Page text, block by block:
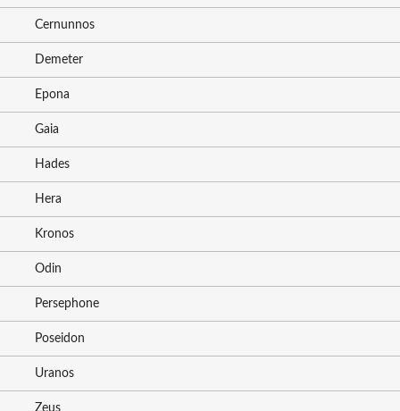
Cernunnos
Demeter
Epona
Gaia
Hades
Hera
Kronos
Odin
Persephone
Poseidon
Uranos
Zeus